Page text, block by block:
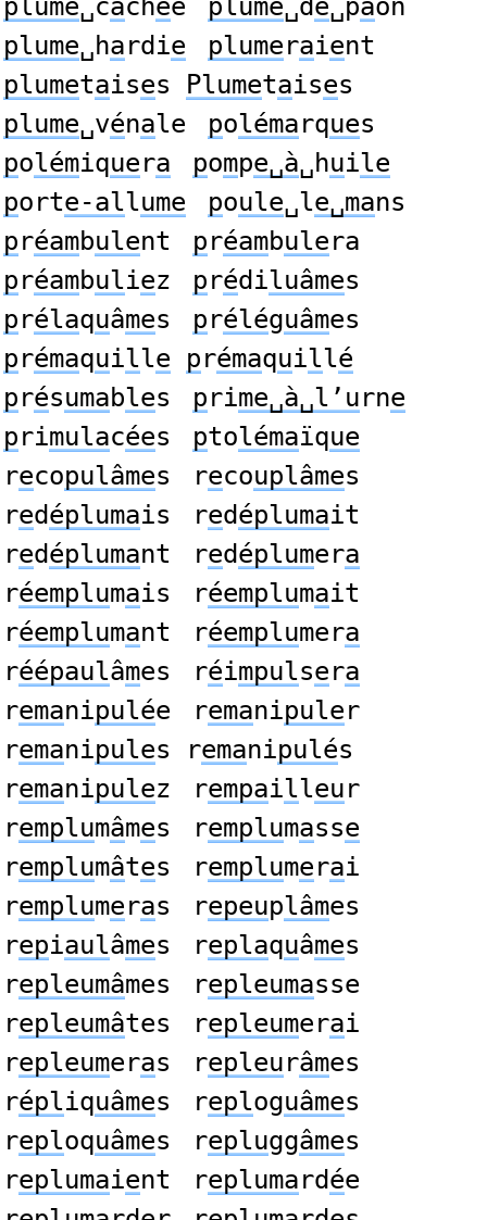
plume␣cachée plume␣de␣paon
plume␣hardie plumeraient
plumetaises Plumetaises
plume␣vénale polémarques
polémiquera pompe␣à␣huile
porte-allume poule␣le␣mans
préambulent préambulera
préambuliez prédiluâmes
prélaquâmes préléguâmes
prémaquille prémaquillé
présumables prime␣à␣l’urne
primulacées ptolémaïque
recopulâmes recouplâmes
redéplumais redéplumait
redéplumant redéplumera
réemplumais réemplumait
réemplumant réemplumera
réépaulâmes réimpulsera
remanipulée remanipuler
remanipules remanipulés
remanipulez rempailleur
remplumâmes remplumasse
remplumâtes remplumerai
remplumeras repeuplâmes
repiaulâmes replaquâmes
repleumâmes repleumasse
repleumâtes repleumerai
repleumeras repleurâmes
répliquâmes reploguâmes
reploquâmes repluggâmes
replumaient replumardée